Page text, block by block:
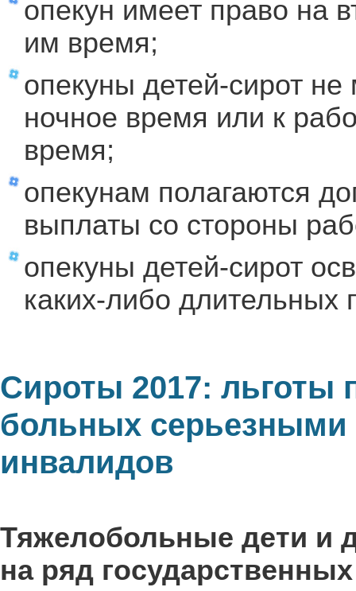
опекун имеет право на
им время;
опекуны детей-сирот не
ночное время или к
время;
опекунам полагаются
выплаты со стороны
опекуны детей-сирот
каких-либо длительных
Сироты 2017: льготы
больных серьезными
инвалидов
Тяжелобольные дети и
на ряд